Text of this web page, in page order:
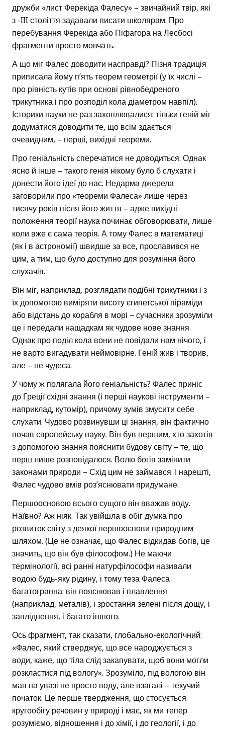
дружби «лист Ферекіда Фалесу» – звичайний твір, які
з -III століття задавали писати школярам. Про
перебування Ферекіда або Піфагора на Лесбосі
фрагменти просто мовчать.
А що міг Фалес доводити насправді? Пізня традиція
приписала йому п’ять теорем геометрії (у їх числі –
про рівність кутів при основі рівнобедреного
трикутника і про розподіл кола діаметром навпіл).
Історики науки не раз захоплювалися: тільки геній міг
додуматися доводити те, що всім здається
очевидним, – перші, вихідні теореми.
Про геніальність сперечатися не доводиться. Однак
ясно й інше – такого генія нікому було б слухати і
донести його ідеї до нас. Недарма джерела
заговорили про «теореми Фалеса» лише через
тисячу років після його життя – адже вихідні
положення теорії наука починає обговорювати, лише
коли вже є сама теорія. А тому Фалес в математиці
(як і в астрономії) швидше за все, прославився не
цим, а тим, що було доступно для розуміння його
слухачів.
Він міг, наприклад, розглядати подібні трикутники і з
їх допомогою виміряти висоту єгипетської піраміди
або відстань до корабля в морі – сучасники зрозуміли
це і передали нащадкам як чудове нове знання.
Однак про поділ кола вони не повідали нам нічого, і
не варто вигадувати неймовірне. Геній жив і творив,
але – не чудеса.
У чому ж полягала його геніальність? Фалес приніс
до Греції східні знання (і перші наукові інструменти –
наприклад, кутомір), причому зумів змусити себе
слухати. Чудово розвинувши ці знання, він фактично
почав європейську науку. Він був першим, хто захотів
з допомогою знання пояснити будову світу – те, що
перш лише розповідалося. Волю богів замінити
законами природи – Схід цим не займався. І нарешті,
Фалес чудово вмів роз’яснювати придумане.
Першоосновою всього сущого він вважав воду.
Наївно? Аж ніяк. Так увійшла в обіг думка про
розвиток світу з деякої першооснови природним
шляхом. (Це не означає, що Фалес відкидав богів, це
значить, що він був філософом.) Не маючи
термінології, всі ранні натурфілософи називали
водою будь-яку рідину, і тому теза Фалеса
багатогранна: він пояснював і плавлення
(наприклад, металів), і зростання зелені після дощу, і
запліднення, і багато іншого.
Ось фрагмент, так сказати, глобально-екологічний:
«Фалес, який стверджує, що все народжується з
води, каже, що тіла слід закапувати, щоб вони могли
розкластися під вологу». Зрозуміло, під вологою він
мав на увазі не просто воду, але взагалі – текучий
початок. Це перше твердження, що стосується
кругообігу речовин у природі і має, як ми тепер
розуміємо, відношення і до хімії, і до геології, і до